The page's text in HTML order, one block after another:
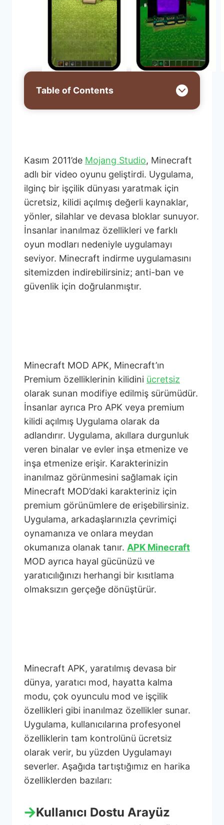
Table of Contents
Kasım 2011’de Mojang Studio, Minecraft
adlı bir video oyunu geliştirdi. Uygulama,
ilginç bir işçilik dünyası yaratmak için
ücretsiz, kilidi açılmış değerli kaynaklar,
yönler, silahlar ve devasa bloklar sunuyor.
İnsanlar inanılmaz özellikleri ve farklı
oyun modları nedeniyle uygulamayı
seviyor. Minecraft indirme uygulamasını
sitemizden indirebilirsiniz; anti-ban ve
güvenlik için doğrulanmıştır.
Minecraft MOD APK, Minecraft’ın
Premium özelliklerinin kilidini ücretsiz
olarak sunan modifiye edilmiş sürümüdür.
İnsanlar ayrıca Pro APK veya premium
kilidi açılmış Uygulama olarak da
adlandırır. Uygulama, akıllara durgunluk
veren binalar ve evler inşa etmenize ve
inşa etmenize erişir. Karakterinizin
inanılmaz görünmesini sağlamak için
Minecraft MOD’daki karakteriniz için
premium görünümlere de erişebilirsiniz.
Uygulama, arkadaşlarınızla çevrimiçi
oynamanıza ve onlara meydan
okumanıza olanak tanır. APK Minecraft
MOD ayrıca hayal gücünüzü ve
yaratıcılığınızı herhangi bir kısıtlama
olmaksızın gerçeğe dönüştürür.
Minecraft APK, yaratılmış devasa bir
dünya, yaratıcı mod, hayatta kalma
modu, çok oyunculu mod ve işçilik
özellikleri gibi inanılmaz özellikler sunar.
Uygulama, kullanıcılarına profesyonel
özelliklerin tam kontrolünü ücretsiz
olarak verir, bu yüzden Uygulamayı
severler. Aşağıda tartıştığımız en harika
özelliklerden bazıları:
Kullanıcı Dostu Arayüz